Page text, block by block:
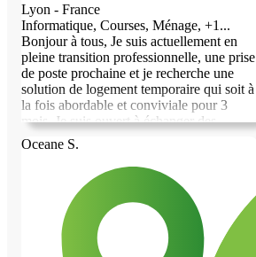
Lyon - France
Informatique, Courses, Ménage, +1...
Bonjour à tous, Je suis actuellement en
pleine transition professionnelle, une prise
de poste prochaine et je recherche une
solution de logement temporaire qui soit à
la fois abordable et conviviale pour 3
mois. Je suis ouvert à échanger des
services en contrepartie de l'hébergement.
Je travaille dans le domaine des nouvelles
technologies Si vous avez une proposition
ou des conseils à me partager, je vous en
serais très reconnaissant. Merci d'avance
pour votre aide ! Bien à vous, Rites
Oceane S.